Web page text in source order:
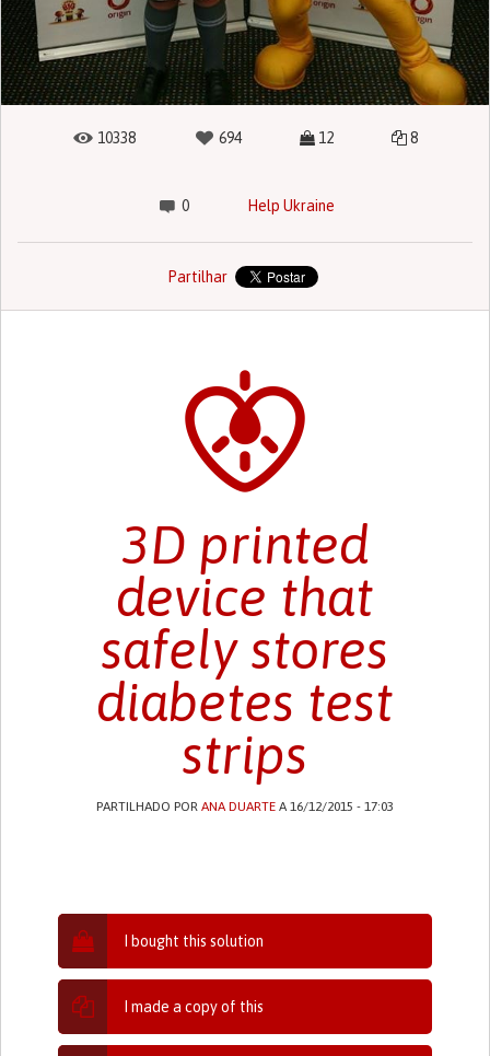
10338 694 12 8
0 Help Ukraine
Partilhar
3D printed
device that
safely stores
diabetes test
strips
PARTILHADO POR ANA DUARTEA 16/12/2015 - 17:03
I bought this solution
I made a copy of this